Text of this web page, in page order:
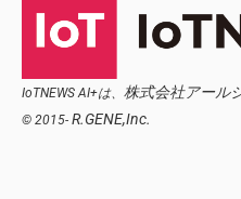
IoTNEWS AI+は、 株式会社アール
© 2015- R.GENE,Inc.